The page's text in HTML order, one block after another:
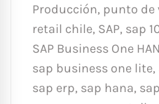
Producción, punto de
retail chile, SAP, sap
SAP Business One
sap business one lite,
sap erp, sap hana,